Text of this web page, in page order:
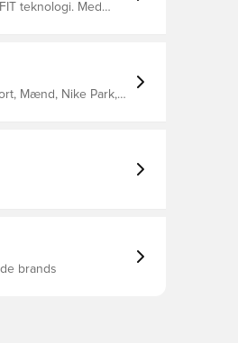
teknologi. Med
Mænd, Nike Park,
brands